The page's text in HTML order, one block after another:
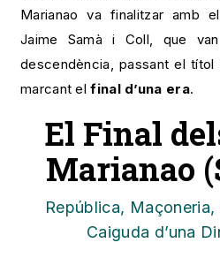
Marianao va finalitzar amb
Jaime Samà i Coll, que
descendència, passant el títol
marcant elfinal d’una era.
El Final
Marianao
República,
Caiguda d’una